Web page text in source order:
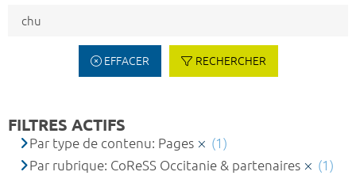
EFFACER RECHERCHER
FILTRES ACTIFS
Par type de contenu: Pages
(1)
Par rubrique: CoReSS Occitanie & partenaires
(1)